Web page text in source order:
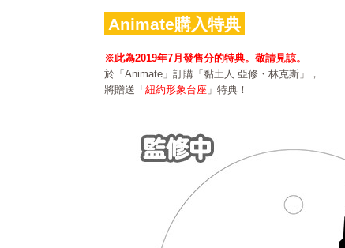
Animate購入特典
※此為2019年7月發售分的特典。敬請見諒。
於「Animate」訂購「黏土人 亞修・林克斯」，
將贈送「紐約形象台座 」特典！